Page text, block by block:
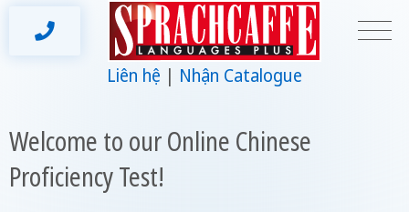
Liên hệ Nhận Catalogue
Welcome to our Online Chinese
Proficiency Test!